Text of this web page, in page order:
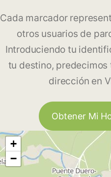
Cada marcador
otros usuarios de
Introduciendo tu
tu destino,
dirección en
Obtener Mi
+
−